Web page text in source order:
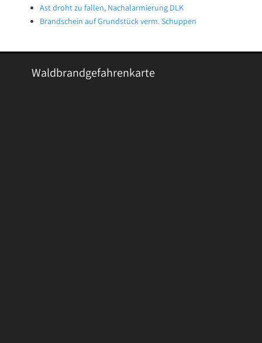
Ast droht zu fallen, Nachalarmierung DLK
Brandschein auf Grundstück verm. Schuppen
Waldbrandgefahrenkarte